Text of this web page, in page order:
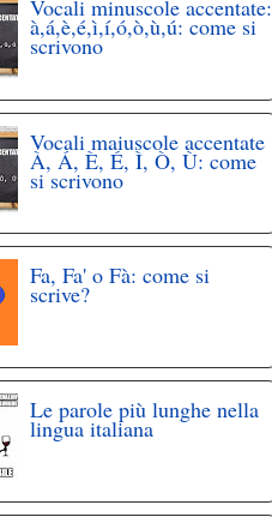
Vocali minuscole accentate:
à,á,è,é,ì,í,ó,ò,ù,ú: come si
scrivono
Vocali maiuscole accentate
À, Á, È, É, Ì, Ò, Ù: come
si scrivono
Fa, Fa' o Fà: come si
scrive?
Le parole più lunghe nella
lingua italiana